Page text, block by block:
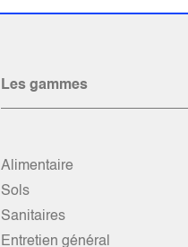
Les gammes
Alimentaire
Sols
Sanitaires
Entretien général